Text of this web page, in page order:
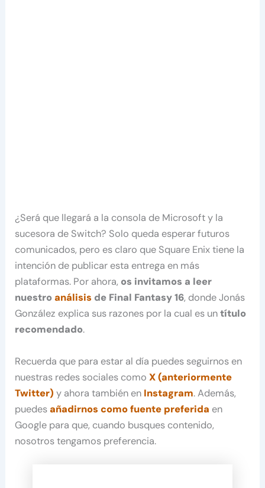
¿Será que llegará a la consola de Microsoft y la
sucesora de Switch? Solo queda esperar futuros
comunicados, pero es claro que Square Enix tiene la
intención de publicar esta entrega en más
plataformas. Por ahora, os invitamos a leer
nuestroanálisis de Final Fantasy 16, donde Jonás
González explica sus razones por la cual es untítulo
recomendado.
Recuerda que para estar al día puedes seguirnos en
nuestras redes sociales comoX (anteriormente
Twitter) y ahora también en Instagram. Además,
puedesañadirnos como fuente preferida en
Google para que, cuando busques contenido,
nosotros tengamos preferencia.